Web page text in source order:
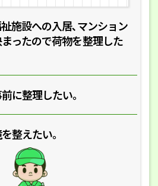
施設への入居､マンション
ったので荷物を整理した
に整理したい｡
整えたい｡